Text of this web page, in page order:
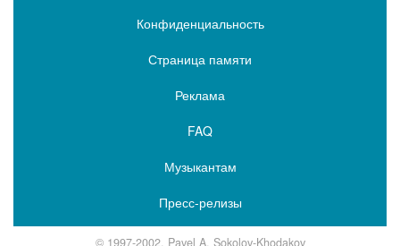
Конфиденциальность
Страница памяти
Реклама
FAQ
Музыкантам
Пресс-релизы
© 1997-2002, Pavel A. Sokolov-Khodakov